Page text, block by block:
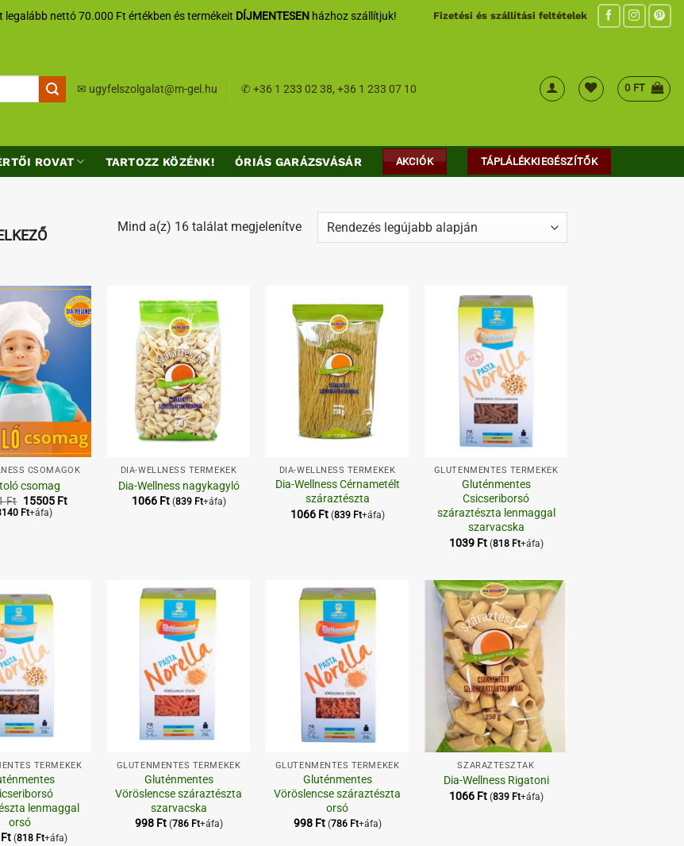
nettó 70.000 Ft értékben és termékeit DÍJMENTESEN házhoz szállítjuk! Fizetési és szállítási feltételek
✉ ugyfelszolgalat@m-gel.hu ✆+36 1 233 02 38,+36 1 233 07 10 0 FT
ROVAT TARTOZZ KÖZÉNK! ÓRIÁS GARÁZSVÁSÁR AKCIÓK TÁPLÁLÉKKIEGÉSZÍTŐK
Mind a(z) 16 találat megjelenítveSorted
Kedvenceimhez
CSOMAGOK
csomag
Ft Original
price
15505 FtCurrent
Ft+áfa)
Kedvenceimhez
DIA-WELLNESS TERMÉKEK
Dia-Wellness nagykagyló
1066 Ft (839 Ft+áfa)
Kedvenceimhez
DIA-WELLNESS TERMÉKEK
Dia-Wellness Cérnametélt
száraztészta
1066 Ft (839 Ft+áfa)
Kedvenceimhez
GLUTÉNMENTES TERMÉKEK
Gluténmentes
Csicseriborsó
száraztészta lenmaggal
szarvacska
1039 Ft (818 Ft+áfa)
Kedvenceimhez
TERMÉKEK
lenmaggal
orsó
Ft (818 Ft+áfa)
Kedvenceimhez
GLUTÉNMENTES TERMÉKEK
Gluténmentes
Vöröslencse száraztészta
szarvacska
998 Ft (786 Ft+áfa)
Kedvenceimhez
GLUTÉNMENTES TERMÉKEK
Gluténmentes
Vöröslencse száraztészta
orsó
998 Ft (786 Ft+áfa)
Kedvenceimhez
+
SZÁRAZTÉSZTÁK
Dia-Wellness Rigatoni
1066 Ft (839 Ft+áfa)